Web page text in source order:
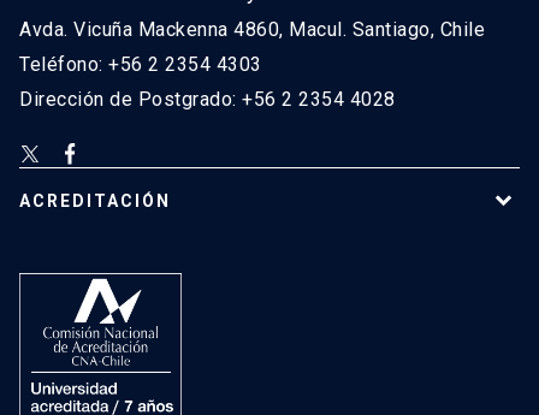
Avda. Vicuña Mackenna 4860, Macul. Santiago, Chile
Teléfono: +56 2 2354 4303
Dirección de Postgrado: +56 2 2354 4028
ACREDITACIÓN